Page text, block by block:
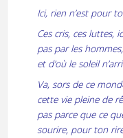
Ici, rien n’est pour
Ces cris, ces luttes,
pas par les
et d’où le soleil
Va, sors de ce
cette vie pleine de
pas parce que ce
sourire, pour ton